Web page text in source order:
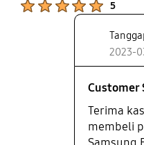
5
2023-
Customer
Terima
membeli